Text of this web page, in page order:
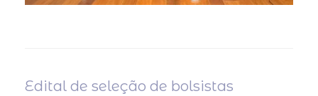
Edital de seleção de bolsistas